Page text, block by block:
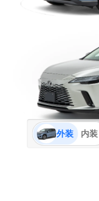
外装 内装